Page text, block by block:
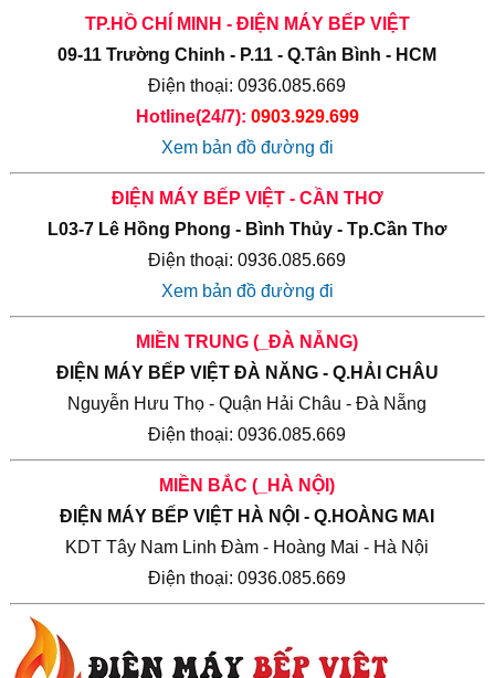
TP.HỒ CHÍ MINH - ĐIỆN MÁY BẾP VIỆT
09-11 Trường Chinh - P.11 - Q.Tân Bình - HCM
Điện thoại: 0936.085.669
Hotline(24/7): 0903.929.699
Xem bản đồ đường đi
ĐIỆN MÁY BẾP VIỆT - CẦN THƠ
L03-7 Lê Hồng Phong - Bình Thủy - Tp.Cần Thơ
Điện thoại: 0936.085.669
Xem bản đồ đường đi
MIỀN TRUNG (_ĐÀ NẴNG)
ĐIỆN MÁY BẾP VIỆT ĐÀ NĂNG - Q.HẢI CHÂU
Nguyễn Hưu Thọ - Quận Hải Châu - Đà Nẵng
Điện thoại: 0936.085.669
MIỀN BẮC (_HÀ NỘI)
ĐIỆN MÁY BẾP VIỆT HÀ NỘI - Q.HOÀNG MAI
KDT Tây Nam Linh Đàm - Hoàng Mai - Hà Nội
Điện thoại: 0936.085.669